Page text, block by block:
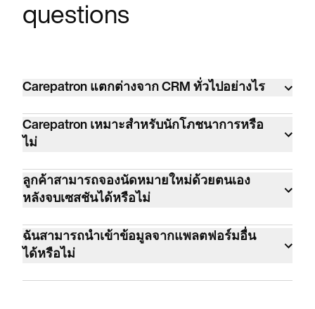
questions
Carepatron แตกต่างจาก CRM ทั่วไปอย่างไร
Carepatron สร้างขึ้นเพื่อการดูแลสุขภาพโดย
เฉพาะ มีบันทึกที่สอดคล้องกับ HIPAA เทมเพลต
ทางคลินิก การแพทย์ทางไกล และการส่ง
ข้อความที่ปลอดภัย ไม่ใช่เครื่องมือการขายที่
นำมาดัดแปลง
Carepatron เหมาะสำหรับนักโภชนาการหรือ
ไม่
ใช่ Carepatron ถูกใช้งานโดยผู้ประกอบ
วิชาชีพทางคลินิกกว่า 100 ประเภท ซึ่ง
ครอบคลุมทั้งด้านสุขภาพพฤติกรรม สห
เวชศาสตร์ การแพทย์ และสถานพยาบาลด้าน
สุขภาวะในกว่า 120 ประเทศ รวมถึงนัก
โภชนาการหลายพันคน
ลูกค้าสามารถจองนัดหมายใหม่ด้วยตนเอง
หลังจบเซสชันได้หรือไม่
ได้ ลูกค้าสามารถจองนัดหมายติดตามผลได้
โดยตรงผ่านพอร์ทัลหรือลิงก์การจอง
ฉันสามารถนำเข้าข้อมูลจากแพลตฟอร์มอื่น
ได้หรือไม่
ได้ คุณสามารถนำเข้าจากไฟล์ CSV, XLS หรือ